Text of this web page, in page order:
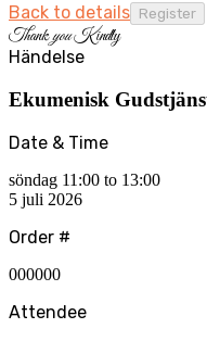
Back to details
ThankyouKindly
Händelse
Ekumenisk
Date & Time
söndag 11:00 to 13:00
5 juli 2026
Order #
000000
Attendee